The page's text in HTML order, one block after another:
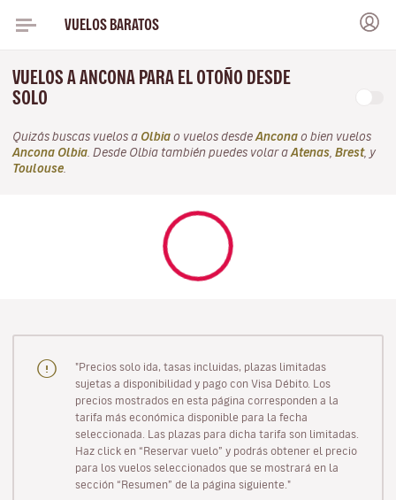
VUELOS BARATOS
VUELOS A ANCONA PARA EL OTOÑO DESDE
SOLO
Quizás buscas vuelos a Olbia o vuelos desde Ancona o bien vuelos
Ancona Olbia . Desde Olbia también puedes volar a Atenas Brest, y
Toulouse
"Precios solo ida, tasas incluidas, plazas limitadas
sujetas a disponibilidad y pago con Visa Débito. Los
precios mostrados en esta página corresponden a la
tarifa más económica disponible para la fecha
seleccionada. Las plazas para dicha tarifa son limitadas.
Haz click en “Reservar vuelo” y podrás obtener el precio
para los vuelos seleccionados que se mostrará en la
sección “Resumen” de la página siguiente."